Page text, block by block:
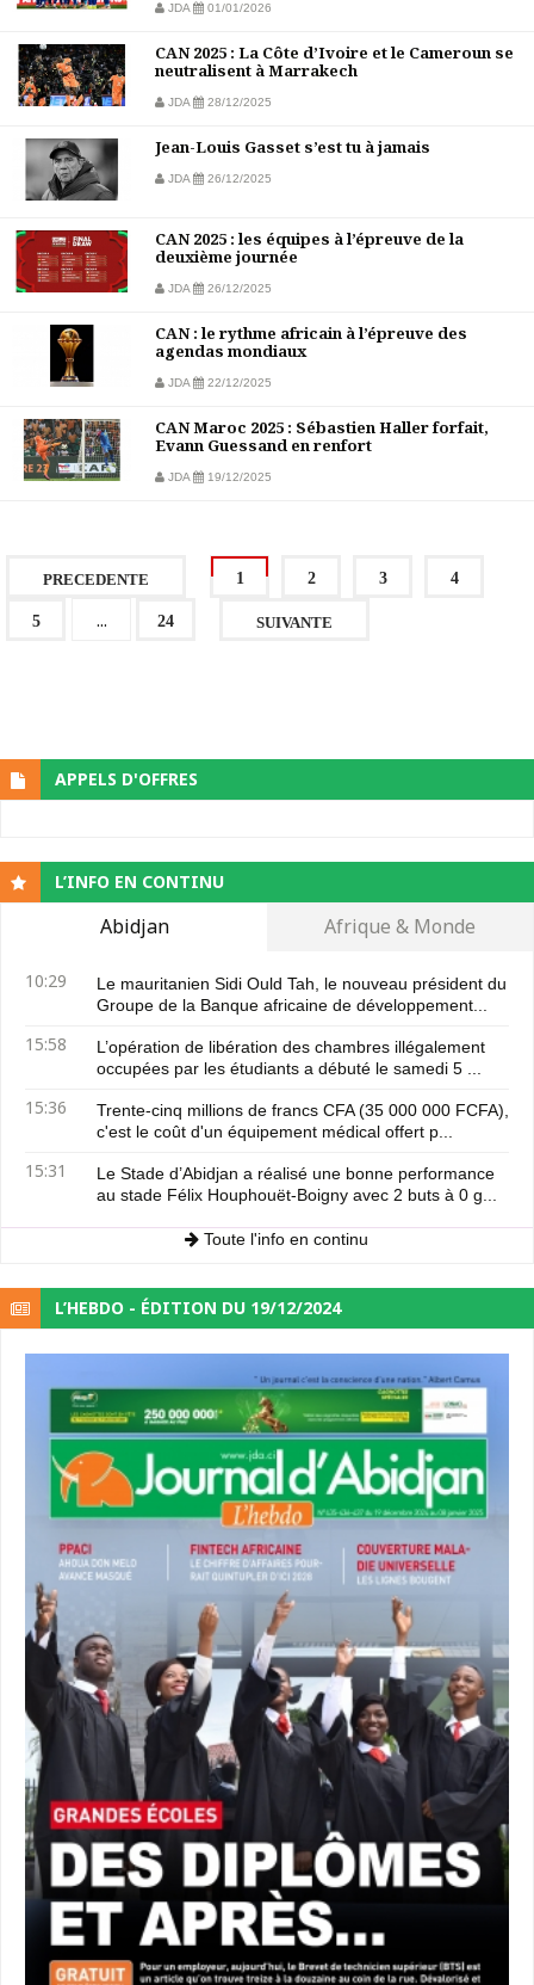
JDA 01/01/2026
CAN 2025 : La Côte d’Ivoire et le Cameroun se
neutralisent à Marrakech
JDA 28/12/2025
Jean-Louis Gasset s’est tu à jamais
JDA 26/12/2025
CAN 2025 : les équipes à l’épreuve de la
deuxième journée
JDA 26/12/2025
CAN : le rythme africain à l’épreuve des
agendas mondiaux
JDA 22/12/2025
CAN Maroc 2025 : Sébastien Haller forfait,
Evann Guessand en renfort
JDA 19/12/2025
PRECEDENTE 1 2 3 4
5 ... 24 SUIVANTE
APPELS D'OFFRES
L’INFO EN CONTINU
Abidjan Afrique & Monde
10:29
Le mauritanien Sidi Ould Tah, le nouveau président du
Groupe de la Banque africaine de développement...
15:58
L’opération de libération des chambres illégalement
occupées par les étudiants a débuté le samedi 5 ...
15:36
Trente-cinq millions de francs CFA (35 000 000 FCFA),
c'est le coût d'un équipement médical offert p...
15:31
Le Stade d’Abidjan a réalisé une bonne performance
au stade Félix Houphouët-Boigny avec 2 buts à 0 g...
Toute l'info en continu
L’HEBDO - ÉDITION DU 19/12/2024